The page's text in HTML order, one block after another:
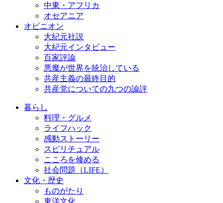
中東・アフリカ
オセアニア
オピニオン
大紀元社説
大紀元インタビュー
百家評論
悪魔が世界を統治している
共産主義の最終目的
共産党についての九つの論評
暮らし
料理・グルメ
ライフハック
感動ストーリー
スピリチュアル
こころを修める
社会問題（LIFE）
文化・歴史
ものがたり